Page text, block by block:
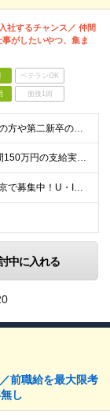
社するチャンス／ 仲間
がしたいやつ、集ま
ベテランOK
面接1回
～業種・職種・社会人未経験の方や第二新卒の方も歓迎！～ ■学歴不問 ■35歳以下※若年層の長期キャリア形成を図るため ＼意欲重視の人物採用！ こんな方をお待ちしています／ ■チームでやり遂げる仕事が
★賞与年3回支給！過去に年間150万円の支給実績あり ★入社後も、経歴・年齢に関係なくスキル・能力に応じて年収UPが可能！ 現場で新入社員の教育係ができるレベルで月給30万円、支店長クラス（スタッフ
～福岡本社、大阪・広島・東京で募集中！U・Iターン大歓迎！～ ■福岡本社 ★「博多駅」より徒歩5分！ 福岡県福岡市博多区博多駅東2-5-21 博多プラザビル6F ※(変更の範囲)なし ■大阪支店
中に入れる
前職給を最大限考
し